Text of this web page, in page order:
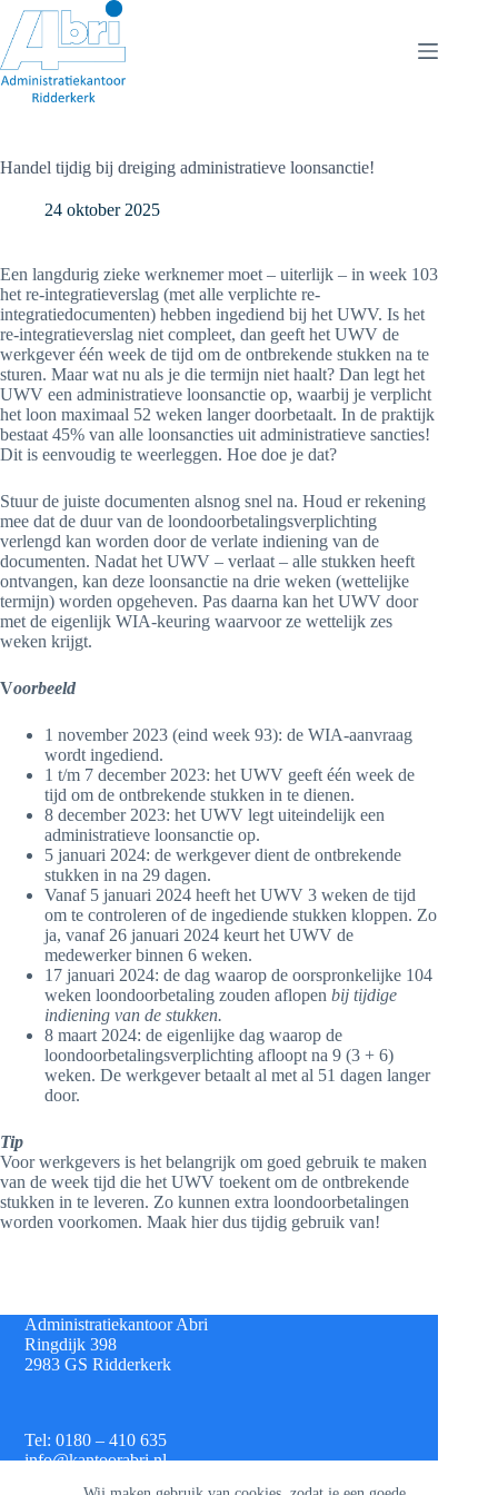
naar
de
inhoud
Handel tijdig bij dreiging administratieve loonsanctie!
24 oktober 2025
Een langdurig zieke werknemer moet – uiterlijk – in week 103
het re-integratieverslag (met alle verplichte re-
integratiedocumenten) hebben ingediend bij het UWV. Is het
re-integratieverslag niet compleet, dan geeft het UWV de
werkgever één week de tijd om de ontbrekende stukken na te
sturen. Maar wat nu als je die termijn niet haalt? Dan legt het
UWV een administratieve loonsanctie op, waarbij je verplicht
het loon maximaal 52 weken langer doorbetaalt. In de praktijk
bestaat 45% van alle loonsancties uit administratieve sancties!
Dit is eenvoudig te weerleggen. Hoe doe je dat?
Stuur de juiste documenten alsnog snel na. Houd er rekening
mee dat de duur van de loondoorbetalingsverplichting
verlengd kan worden door de verlate indiening van de
documenten. Nadat het UWV – verlaat – alle stukken heeft
ontvangen, kan deze loonsanctie na drie weken (wettelijke
termijn) worden opgeheven. Pas daarna kan het UWV door
met de eigenlijk WIA-keuring waarvoor ze wettelijk zes
weken krijgt.
Voorbeeld
1 november 2023 (eind week 93): de WIA-aanvraag
wordt ingediend.
1 t/m 7 december 2023: het UWV geeft één week de
tijd om de ontbrekende stukken in te dienen.
8 december 2023: het UWV legt uiteindelijk een
administratieve loonsanctie op.
5 januari 2024: de werkgever dient de ontbrekende
stukken in na 29 dagen.
Vanaf 5 januari 2024 heeft het UWV 3 weken de tijd
om te controleren of de ingediende stukken kloppen. Zo
ja, vanaf 26 januari 2024 keurt het UWV de
medewerker binnen 6 weken.
17 januari 2024: de dag waarop de oorspronkelijke 104
weken loondoorbetaling zouden aflopen bij tijdige
indiening van de stukken.
8 maart 2024: de eigenlijke dag waarop de
loondoorbetalingsverplichting afloopt na 9 (3 + 6)
weken. De werkgever betaalt al met al 51 dagen langer
door.
Tip
Voor werkgevers is het belangrijk om goed gebruik te maken
van de week tijd die het UWV toekent om de ontbrekende
stukken in te leveren. Zo kunnen extra loondoorbetalingen
worden voorkomen. Maak hier dus tijdig gebruik van!
Administratiekantoor Abri
Ringdijk 398
2983 GS Ridderkerk
Tel: 0180 – 410 635
info@kantoorabri.nl